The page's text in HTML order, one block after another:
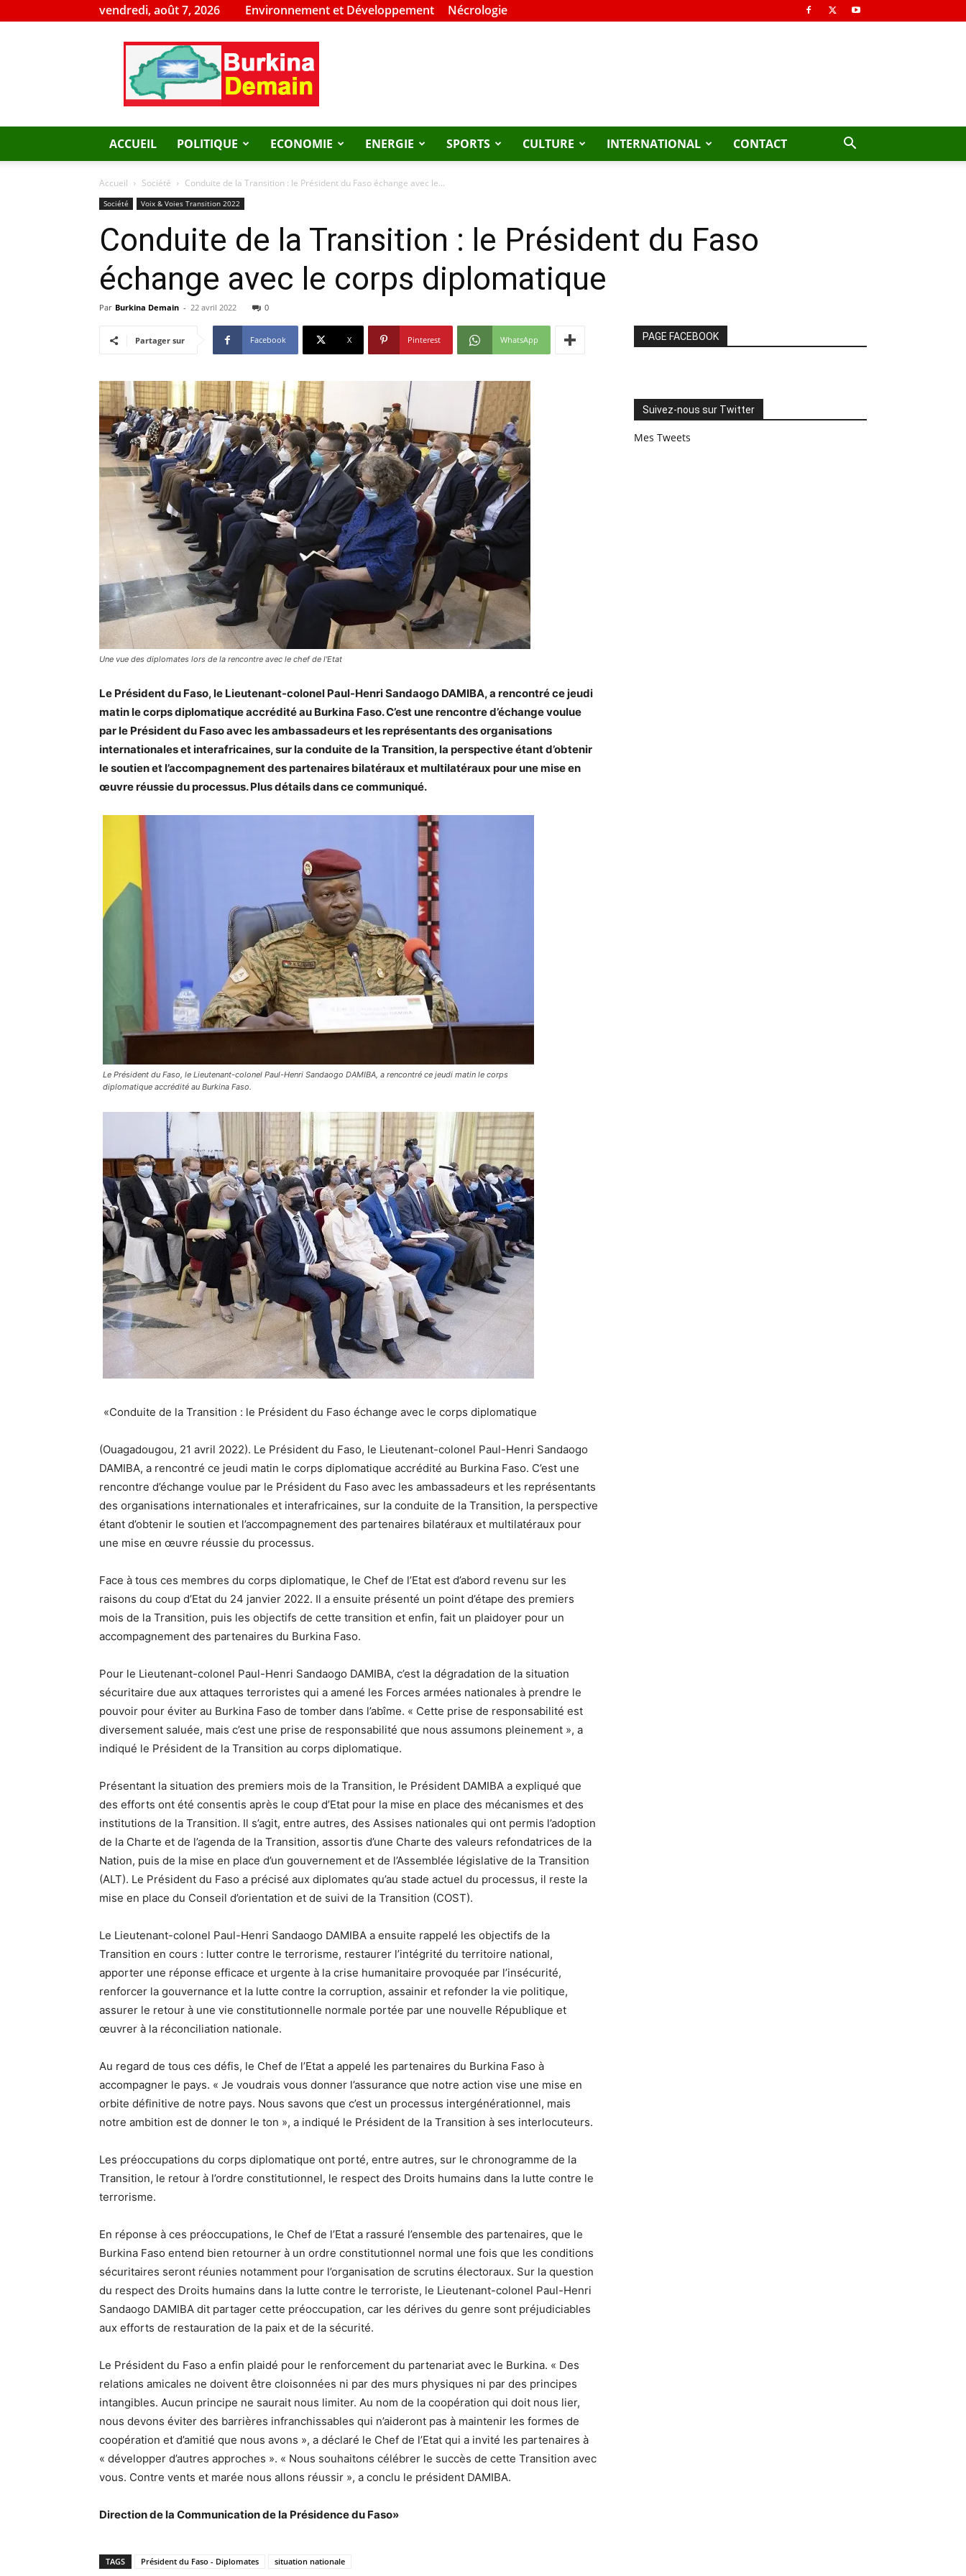
vendredi, août 7, 2026 Environnement et Développement Nécrologie
Burkina
Demain
ACCUEIL POLITIQUE ECONOMIE ENERGIE SPORTS CULTURE INTERNATIONAL CONTACT
Accueil Société Conduite de la Transition : le Président du Faso échange avec le...
Société Voix & Voies Transition 2022
Conduite de la Transition : le Président du Faso
échange avec le corps diplomatique
Par Burkina Demain - 22 avril 2022 0
Partager sur Facebook X Pinterest WhatsApp
Une vue des diplomates lors de la rencontre avec le chef de l'Etat
Le Président du Faso, le Lieutenant-colonel Paul-Henri Sandaogo DAMIBA, a rencontré ce jeudi
matin le corps diplomatique accrédité au Burkina Faso. C’est une rencontre d’échange voulue
par le Président du Faso avec les ambassadeurs et les représentants des organisations
internationales et interafricaines, sur la conduite de la Transition, la perspective étant d’obtenir
le soutien et l’accompagnement des partenaires bilatéraux et multilatéraux pour une mise en
œuvre réussie du processus. Plus détails dans ce communiqué.
Le Président du Faso, le Lieutenant-colonel Paul-Henri Sandaogo DAMIBA, a rencontré ce jeudi matin le corps
diplomatique accrédité au Burkina Faso.
«Conduite de la Transition : le Président du Faso échange avec le corps diplomatique
(Ouagadougou, 21 avril 2022). Le Président du Faso, le Lieutenant-colonel Paul-Henri Sandaogo
DAMIBA, a rencontré ce jeudi matin le corps diplomatique accrédité au Burkina Faso. C’est une
rencontre d’échange voulue par le Président du Faso avec les ambassadeurs et les représentants
des organisations internationales et interafricaines, sur la conduite de la Transition, la perspective
étant d’obtenir le soutien et l’accompagnement des partenaires bilatéraux et multilatéraux pour
une mise en œuvre réussie du processus.
Face à tous ces membres du corps diplomatique, le Chef de l’Etat est d’abord revenu sur les
raisons du coup d’Etat du 24 janvier 2022. Il a ensuite présenté un point d’étape des premiers
mois de la Transition, puis les objectifs de cette transition et enfin, fait un plaidoyer pour un
accompagnement des partenaires du Burkina Faso.
Pour le Lieutenant-colonel Paul-Henri Sandaogo DAMIBA, c’est la dégradation de la situation
sécuritaire due aux attaques terroristes qui a amené les Forces armées nationales à prendre le
pouvoir pour éviter au Burkina Faso de tomber dans l’abîme. « Cette prise de responsabilité est
diversement saluée, mais c’est une prise de responsabilité que nous assumons pleinement », a
indiqué le Président de la Transition au corps diplomatique.
Présentant la situation des premiers mois de la Transition, le Président DAMIBA a expliqué que
des efforts ont été consentis après le coup d’Etat pour la mise en place des mécanismes et des
institutions de la Transition. Il s’agit, entre autres, des Assises nationales qui ont permis l’adoption
de la Charte et de l’agenda de la Transition, assortis d’une Charte des valeurs refondatrices de la
Nation, puis de la mise en place d’un gouvernement et de l’Assemblée législative de la Transition
(ALT). Le Président du Faso a précisé aux diplomates qu’au stade actuel du processus, il reste la
mise en place du Conseil d’orientation et de suivi de la Transition (COST).
Le Lieutenant-colonel Paul-Henri Sandaogo DAMIBA a ensuite rappelé les objectifs de la
Transition en cours : lutter contre le terrorisme, restaurer l’intégrité du territoire national,
apporter une réponse efficace et urgente à la crise humanitaire provoquée par l’insécurité,
renforcer la gouvernance et la lutte contre la corruption, assainir et refonder la vie politique,
assurer le retour à une vie constitutionnelle normale portée par une nouvelle République et
œuvrer à la réconciliation nationale.
Au regard de tous ces défis, le Chef de l’Etat a appelé les partenaires du Burkina Faso à
accompagner le pays. « Je voudrais vous donner l’assurance que notre action vise une mise en
orbite définitive de notre pays. Nous savons que c’est un processus intergénérationnel, mais
notre ambition est de donner le ton », a indiqué le Président de la Transition à ses interlocuteurs.
Les préoccupations du corps diplomatique ont porté, entre autres, sur le chronogramme de la
Transition, le retour à l’ordre constitutionnel, le respect des Droits humains dans la lutte contre le
terrorisme.
En réponse à ces préoccupations, le Chef de l’Etat a rassuré l’ensemble des partenaires, que le
Burkina Faso entend bien retourner à un ordre constitutionnel normal une fois que les conditions
sécuritaires seront réunies notamment pour l’organisation de scrutins électoraux. Sur la question
du respect des Droits humains dans la lutte contre le terroriste, le Lieutenant-colonel Paul-Henri
Sandaogo DAMIBA dit partager cette préoccupation, car les dérives du genre sont préjudiciables
aux efforts de restauration de la paix et de la sécurité.
Le Président du Faso a enfin plaidé pour le renforcement du partenariat avec le Burkina. « Des
relations amicales ne doivent être cloisonnées ni par des murs physiques ni par des principes
intangibles. Aucun principe ne saurait nous limiter. Au nom de la coopération qui doit nous lier,
nous devons éviter des barrières infranchissables qui n’aideront pas à maintenir les formes de
coopération et d’amitié que nous avons », a déclaré le Chef de l’Etat qui a invité les partenaires à
« développer d’autres approches ». « Nous souhaitons célébrer le succès de cette Transition avec
vous. Contre vents et marée nous allons réussir », a conclu le président DAMIBA.
Direction de la Communication de la Présidence du Faso»
TAGS Président du Faso - Diplomates situation nationale
PAGE FACEBOOK
Suivez-nous sur Twitter
Mes Tweets